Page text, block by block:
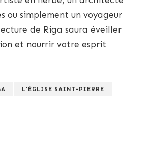
ou simplement un voyageur
de Riga saura éveiller
et nourrir votre esprit
L'ÉGLISE SAINT-PIERRE